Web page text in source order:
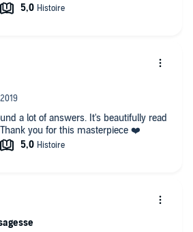
a lot of answers. It's beautifully read
you for this masterpiece ❤️